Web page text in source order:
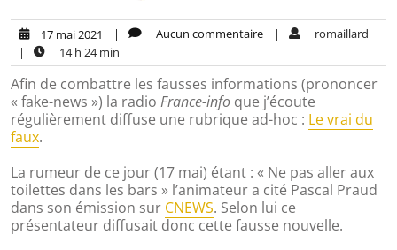
17 mai 2021 | Aucun commentaire |
romaillard
|
14 h 24 min
Afin de combattre les fausses informations (prononcer
« fake-news ») la radio France-info que j’écoute
régulièrement diffuse une rubrique ad-hoc : Le vrai du
faux.
La rumeur de ce jour (17 mai) étant : « Ne pas aller aux
toilettes dans les bars » l’animateur a cité Pascal Praud
dans son émission sur CNEWS. Selon lui ce
présentateur diffusait donc cette fausse nouvelle.